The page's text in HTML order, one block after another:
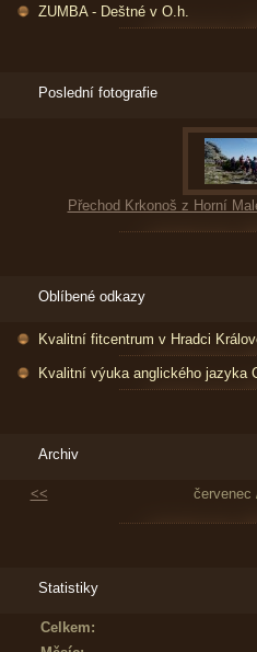
ZUMBA - Deštné v O.h.
Poslední fotografie
Přechod Krkonoš z Horní
Oblíbené odkazy
Kvalitní fitcentrum v Hradci
Kvalitní výuka anglického jazyka
Archiv
<< červenec
Statistiky
Celkem: